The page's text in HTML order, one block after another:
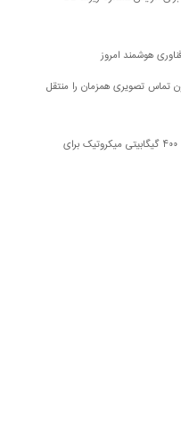
کابل فیبر نوری می‌تواند ۴۴ میلیون تماس تصویری همزمان را منتقل
MikroTik CRS804-4DDQ-hRM؛ اولین سوئیچ ۴۰۰ گیگابیتی میکروتیک برای